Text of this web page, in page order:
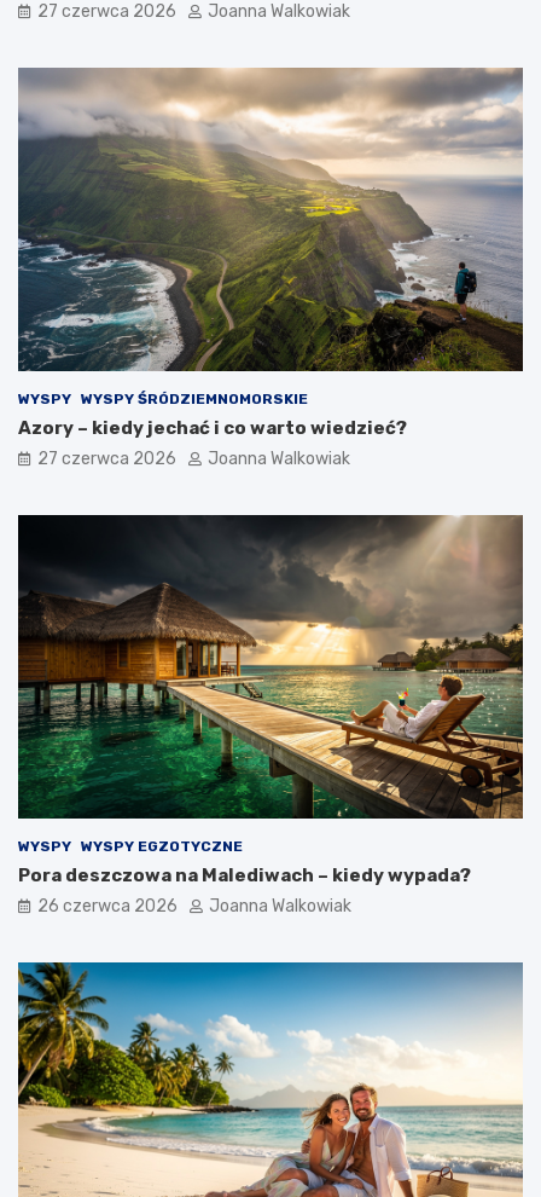
27 czerwca 2026 Joanna Walkowiak
WYSPY WYSPY ŚRÓDZIEMNOMORSKIE
Azory – kiedy jechać i co warto wiedzieć?
27 czerwca 2026 Joanna Walkowiak
WYSPY WYSPY EGZOTYCZNE
Pora deszczowa na Malediwach – kiedy wypada?
26 czerwca 2026 Joanna Walkowiak